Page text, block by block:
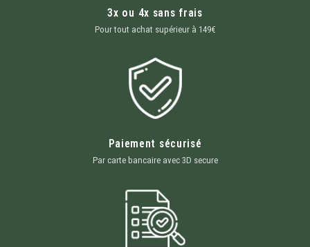
3x ou 4x sans frais
Pour tout achat supérieur à 149€
Paiement sécurisé
Par carte bancaire avec 3D secure